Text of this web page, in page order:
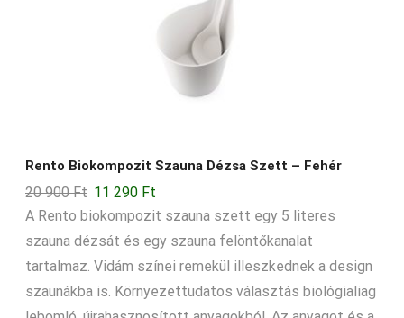
Rento Biokompozit Szauna Dézsa Szett – Fehér
20 900Ft Original
price
was:
20
11 290 Ft
price
is:
11
A Rento biokompozit szauna szett egy 5 literes
szauna dézsát és egy szauna felöntőkanalat
tartalmaz. Vidám színei remekül illeszkednek a design
szaunákba is. Környezettudatos választás biológialiag